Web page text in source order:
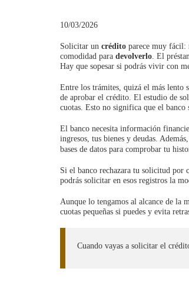
10/03/2026
Solicitar un crédito parece muy fácil:
comodidad para devolverlo. El
Hay que sopesar si podrás vivir con
Entre los trámites, quizá el más lento
de aprobar el crédito. El estudio de
cuotas. Esto no significa que el banco
El banco necesita información
ingresos, tus bienes y deudas.
bases de datos para comprobar tu
Si el banco rechazara tu solicitud por
podrás solicitar en esos registros la
Aunque lo tengamos al alcance de la
cuotas pequeñas si puedes y evita
Cuando vayas a solicitar el